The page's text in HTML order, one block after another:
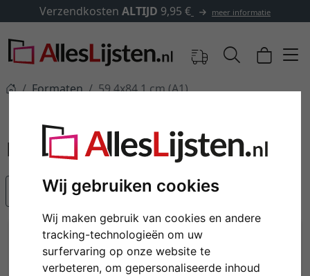
Wij gebruiken cookies
Wij maken gebruik van cookies en andere
tracking-technologieën om uw
surfervaring op onze website te
verbeteren, om gepersonaliseerde inhoud
VerzendkostenALTIJD9,95 € meer informatie
Formaten 59,4x84,1 cm (A1)
Populariteit